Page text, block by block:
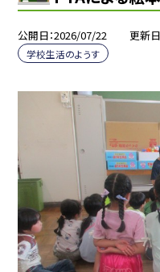
公開日 2026/07/22 更新日
学校生活のようす